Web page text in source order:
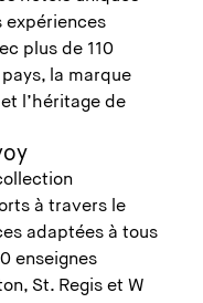
expériences
plus de 110
la marque
l’héritage de
à travers le
adaptées à tous
enseignes
St. Regis et W